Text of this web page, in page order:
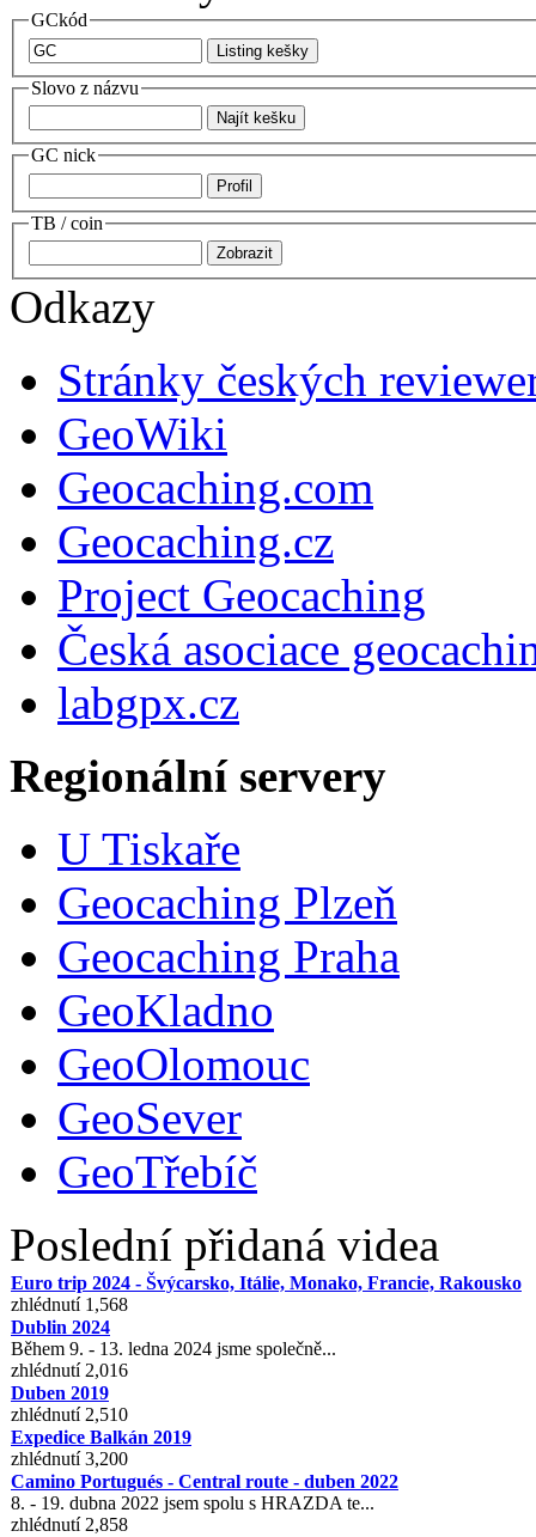
GCkód
Slovo z názvu
GC nick
TB / coin
Odkazy
Stránky českých
GeoWiki
Geocaching.com
Geocaching.cz
Project Geocaching
Česká asociace
labgpx.cz
Regionální servery
U Tiskaře
Geocaching Plzeň
Geocaching Praha
GeoKladno
GeoOlomouc
GeoSever
GeoTřebíč
Poslední přidaná videa
Euro trip 2024 - Švýcarsko, Itálie, Monako, Francie, Rakousko
zhlédnutí 1,568
Dublin 2024
Během 9. - 13. ledna 2024 jsme společně...
zhlédnutí 2,016
Duben 2019
zhlédnutí 2,510
Expedice Balkán 2019
zhlédnutí 3,200
Camino Portugués - Central route - duben 2022
8. - 19. dubna 2022 jsem spolu s HRAZDA te...
zhlédnutí 2,858